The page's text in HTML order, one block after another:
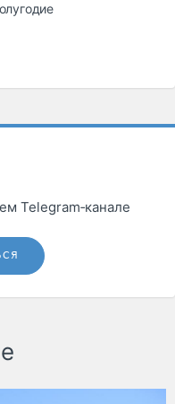
Telegram‑канале